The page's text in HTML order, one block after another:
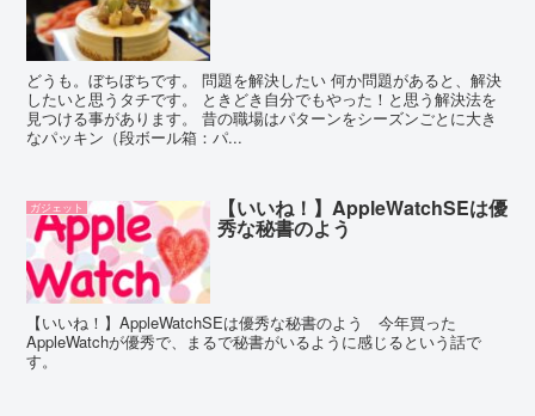
どうも。ぼちぼちです。 問題を解決したい 何か問題があると、解決
したいと思うタチです。 ときどき自分でもやった！と思う解決法を
見つける事があります。 昔の職場はパターンをシーズンごとに大き
なパッキン（段ボール箱：パ...
ガジェット 【いいね！】AppleWatchSEは優
秀な秘書のよう
【いいね！】AppleWatchSEは優秀な秘書のよう 今年買った
AppleWatchが優秀で、まるで秘書がいるように感じるという話で
す。